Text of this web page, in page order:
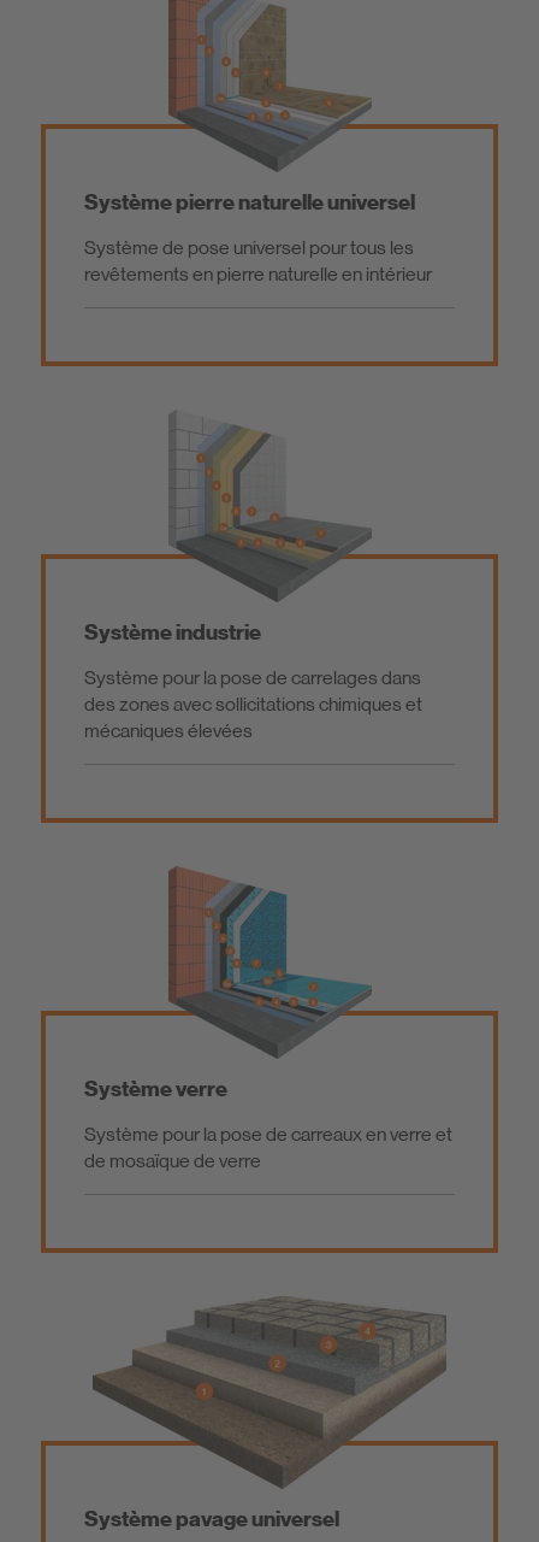
Technique de carrelage
Technique de construction
Système pierre naturelle universel
Système de pose universel pour tous les
revêtements en pierre naturelle en intérieur
Système industrie
Système pour la pose de carrelages dans
des zones avec sollicitations chimiques et
mécaniques élevées
Système verre
Système pour la pose de carreaux en verre et
de mosaïque de verre
Système pavage universel